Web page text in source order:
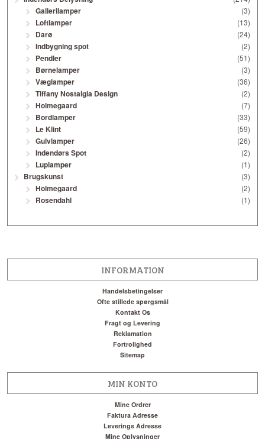
Gallerilamper (3)
Loftlamper (13)
Darø (24)
Indbygning spot (2)
Pendler (51)
Børnelamper (3)
Væglamper (36)
Tiffany Nostalgia Design (2)
Holmegaard (7)
Bordlamper (33)
Le Klint (59)
Gulvlamper (26)
Indendørs Spot (2)
Luplamper (1)
Brugskunst (3)
Holmegaard (2)
Rosendahl (1)
INFORMATION
Handelsbetingelser
Ofte stillede spørgsmål
Kontakt Os
Fragt og Levering
Reklamation
Fortrolighed
Sitemap
MIN KONTO
Mine Ordrer
Faktura Adresse
Leverings Adresse
Mine Oplysninger